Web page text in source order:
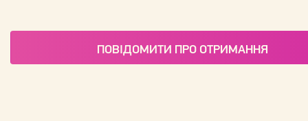
ПОВІДОМИТИ ПРО ОТРИМАННЯ